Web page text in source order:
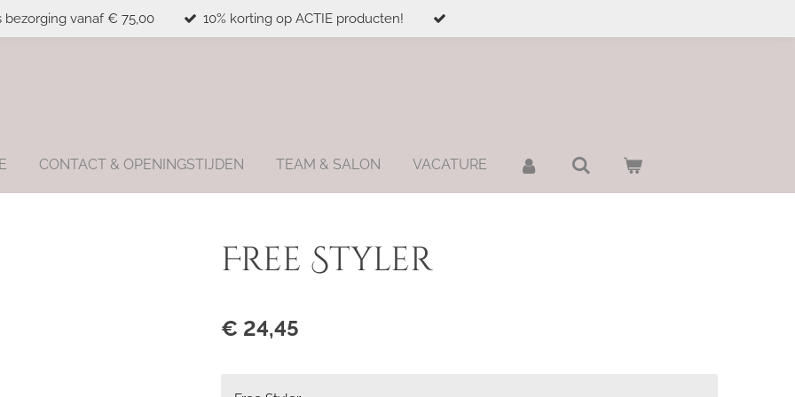
bezorging vanaf € 75,00 10% korting op ACTIE producten!
CONTACT & OPENINGSTIJDEN TEAM & SALON VACATURE
Free Styler
€ 24,45